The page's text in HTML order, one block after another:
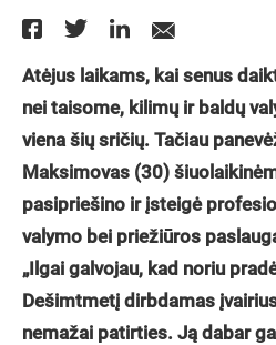
Atėjus laikams, kai senus
nei taisome, kilimų ir baldų
viena šių sričių. Tačiau
Maksimovas (30)
pasipriešino ir įsteigė
valymo bei priežiūros
„Ilgai galvojau, kad noriu
Dešimtmetį dirbdamas
nemažai patirties. Ją dabar